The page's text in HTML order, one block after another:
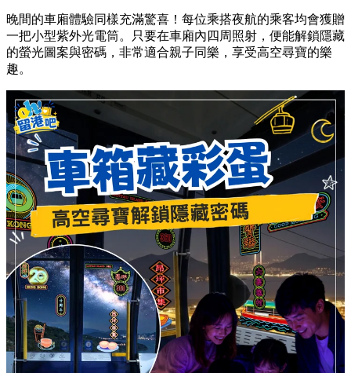
晚間的車廂體驗同樣充滿驚喜！每位乘搭夜航的乘客均會獲贈
一把小型紫外光電筒。只要在車廂內四周照射，便能解鎖隱藏
的螢光圖案與密碼，非常適合親子同樂，享受高空尋寶的樂
趣。